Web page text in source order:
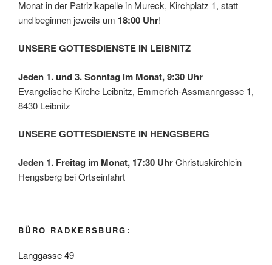
Monat in der Patrizikapelle in Mureck, Kirchplatz 1, statt
und beginnen jeweils um 18:00 Uhr!
UNSERE GOTTESDIENSTE IN LEIBNITZ
Jeden 1. und 3. Sonntag im Monat, 9:30 Uhr
Evangelische Kirche Leibnitz, Emmerich-Assmanngasse 1,
8430 Leibnitz
UNSERE GOTTESDIENSTE IN HENGSBERG
Jeden 1. Freitag im Monat, 17:30 UhrChristuskirchlein
Hengsberg bei Ortseinfahrt
BÜRO RADKERSBURG:
Langgasse 49